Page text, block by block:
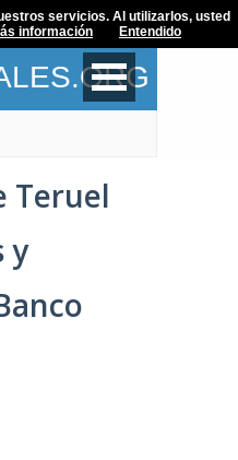
Teruel
y
servicios. Al utilizarlos, usted
información Entendido